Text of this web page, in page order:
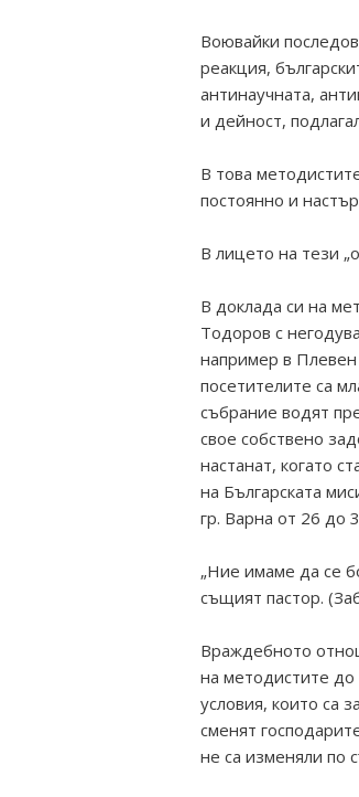
Воювайки
реакция,
антинаучната,
и дейност,
В това
постоянно и
В лицето на тези
В доклада си на
Тодоров с
например в
посетителите са
събрание водят
свое собствено
настанат, когато
на Българската
гр. Варна от 26 до
„Ние имаме да се
същият пастор.
Враждебното
на методистите до
условия, които са
сменят
не са изменяли по